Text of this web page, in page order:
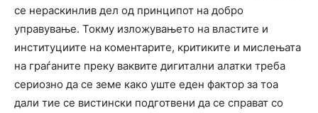
се нераскинлив дел од принципот на добро
управување. Токму изложувањето на властите и
институциите на коментарите, критиките и мислењата
на граѓаните преку ваквите дигитални алатки треба
сериозно да се земе како уште еден фактор за тоа
дали тие се вистински подготвени да се справат со